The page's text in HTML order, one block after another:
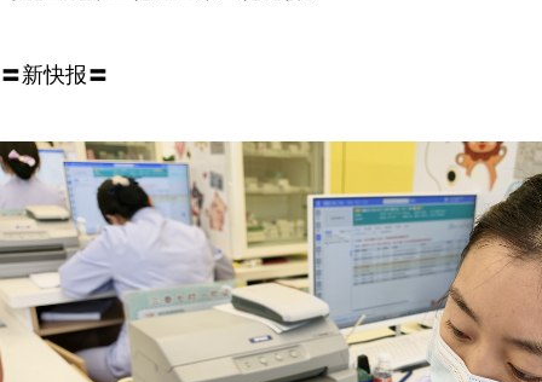
〓新快报〓